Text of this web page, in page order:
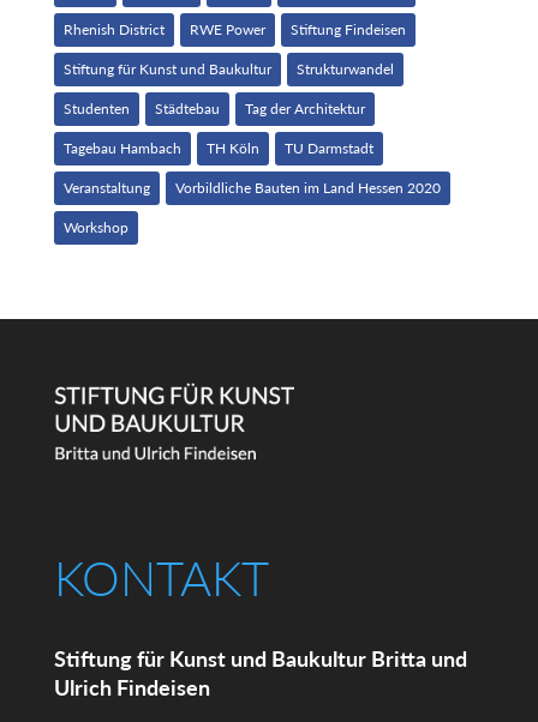
Rhenish District RWE Power Stiftung Findeisen
Stiftung für Kunst und Baukultur Strukturwandel
Studenten Städtebau Tag der Architektur
Tagebau Hambach TH Köln TU Darmstadt
Veranstaltung Vorbildliche Bauten im Land Hessen 2020
Workshop
KONTAKT
Stiftung für Kunst und Baukultur Britta und
Ulrich Findeisen